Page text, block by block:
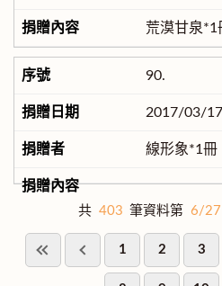
荒漠甘泉*1
90.
2017/03/17
線形象*1冊
共 403 筆資料第 6/27
1 2 3